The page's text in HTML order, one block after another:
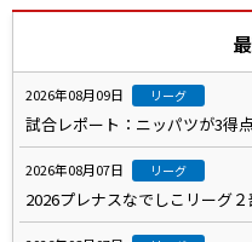
2026年08月09日 リーグ
試合レポート：ニッパツが3得
2026年08月07日 リーグ
2026プレナスなでしこリーグ